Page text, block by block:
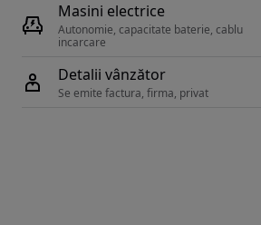
Masini electrice
Autonomie, capacitate baterie, cablu
Detalii vânzător
Se emite factura, firma, privat